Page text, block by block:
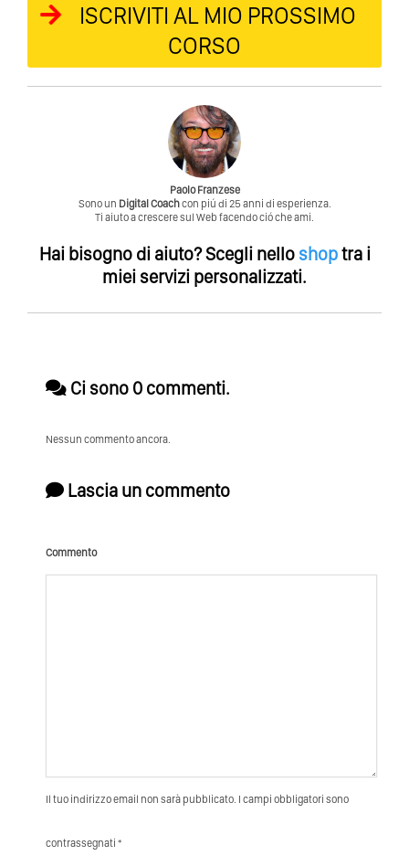
ISCRIVITI AL MIO PROSSIMO
CORSO
Paolo Franzese
Sono un Digital Coachcon piú di 25 anni di esperienza.
Ti aiuto a crescere sul Web facendo ció che ami.
Hai bisogno di aiuto?Scegli nello shoptra i
miei servizi personalizzati.
Ci sono 0 commenti.
Nessun commento ancora.
Lascia un commento
Commento
Il tuo indirizzo email non sarà pubblicato. I campi obbligatori sono
contrassegnati *